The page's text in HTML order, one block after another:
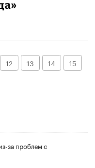
12 13 14
15
за проблем с